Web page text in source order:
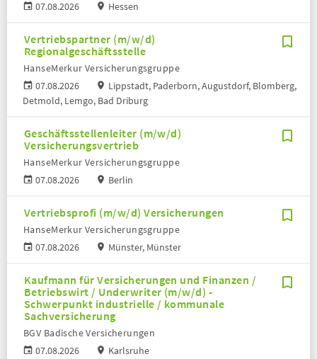
07.08.2026 Hessen
Vertriebspartner (m/w/d)
Regionalgeschäftsstelle
07.08.2026
HanseMerkur Versicherungsgruppe
Lippstadt, Paderborn, Augustdorf, Blomberg,
Detmold, Lemgo, Bad Driburg
Geschäftsstellenleiter (m/w/d)
Versicherungsvertrieb
07.08.2026
HanseMerkur Versicherungsgruppe
Berlin
Vertriebsprofi (m/w/d) Versicherungen
07.08.2026
HanseMerkur Versicherungsgruppe
Münster, Münster
Kaufmann für Versicherungen und Finanzen /
Betriebswirt / Underwriter (m/w/d) -
Schwerpunkt industrielle / kommunale
Sachversicherung
07.08.2026
BGV Badische Versicherungen
Karlsruhe